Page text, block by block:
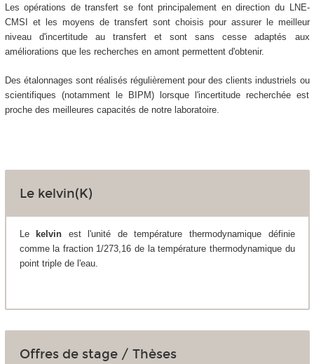
Les opérations de transfert se font principalement en direction du LNE-
CMSI et les moyens de transfert sont choisis pour assurer le meilleur
niveau d'incertitude au transfert et sont sans cesse adaptés aux
améliorations que les recherches en amont permettent d'obtenir.
Des étalonnages sont réalisés régulièrement pour des clients industriels ou
scientifiques (notamment le BIPM) lorsque l'incertitude recherchée est
proche des meilleures capacités de notre laboratoire.
Le kelvin(K)
Le kelvin est l'unité de température thermodynamique définie
comme la fraction 1/273,16 de la température thermodynamique du
point triple de l'eau.
Offres de stage / Thèses